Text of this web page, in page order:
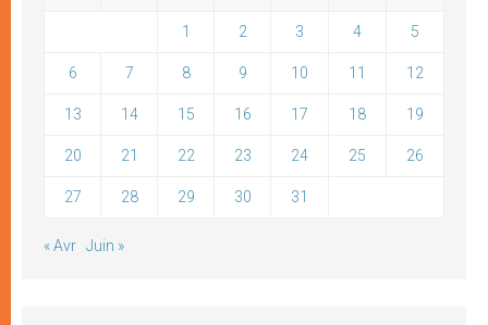
1 2 3 4 5
6 7 8 9 10 11 12
13 14 15 16 17 18 19
20 21 22 23 24 25 26
27 28 29 30 31
« Avr Juin »